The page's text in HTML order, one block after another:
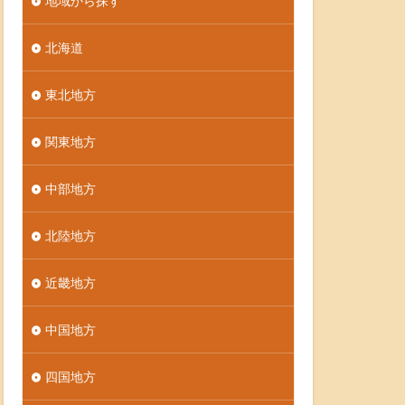
北海道
東北地方
関東地方
中部地方
北陸地方
近畿地方
中国地方
四国地方